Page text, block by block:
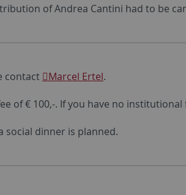
of Andrea Cantini had to be
contact Marcel Ertel.
of € 100,-. If you have no
social dinner is planned.